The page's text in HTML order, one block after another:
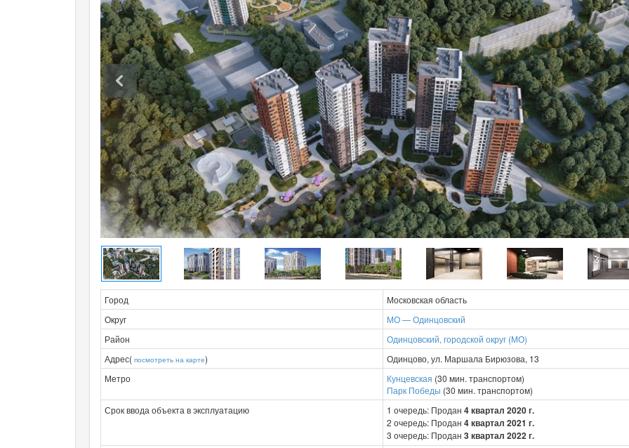
Город
Московская область
Округ
МО — Одинцовский
Район
Одинцовский, городской округ (МО)
Адрес( посмотреть на карте)
Одинцово, ул. Маршала Бирюзова, 13
Метро
Кунцевская (30 мин. транспортом)
Парк Победы (30 мин. транспортом)
Срок ввода объекта в эксплуатацию
1 очередь: Продан 4 квартал 2020 г.
2 очередь: Продан 4 квартал 2021 г.
3 очередь: Продан 3 квартал 2022 г.